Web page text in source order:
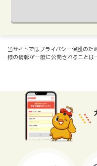
当サイトではプライバシー保護のた
様の情報が一般に公開されることは